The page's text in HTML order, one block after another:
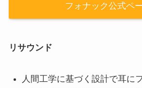
フォナック公式ペ
リサウンド
人間工学に基づく設計で耳に